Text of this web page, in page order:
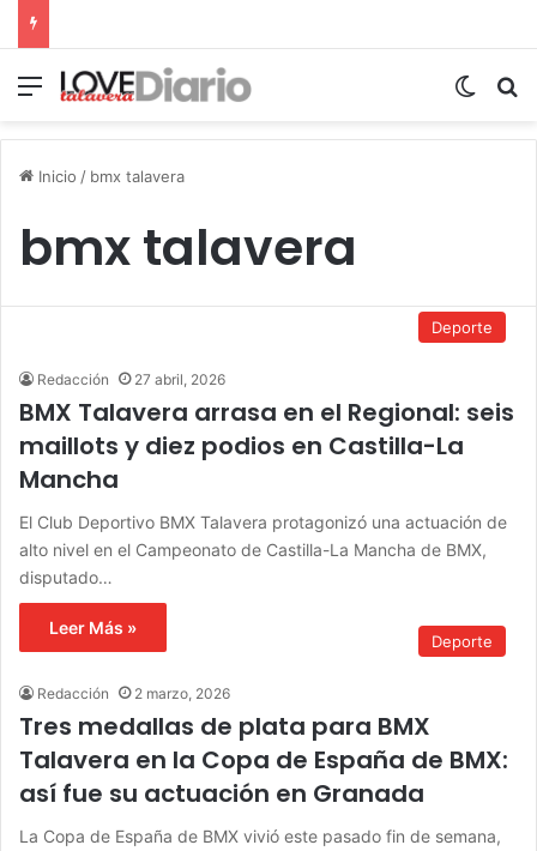
Menú
Inicio / bmx talavera
bmx talavera
Deporte
Redacción 27 abril, 2026
BMX Talavera arrasa en el Regional: seis
maillots y diez podios en Castilla-La
Mancha
El Club Deportivo BMX Talavera protagonizó una actuación de
alto nivel en el Campeonato de Castilla-La Mancha de BMX,
disputado…
Leer Más »
Deporte
Redacción 2 marzo, 2026
Tres medallas de plata para BMX
Talavera en la Copa de España de BMX:
así fue su actuación en Granada
La Copa de España de BMX vivió este pasado fin de semana,